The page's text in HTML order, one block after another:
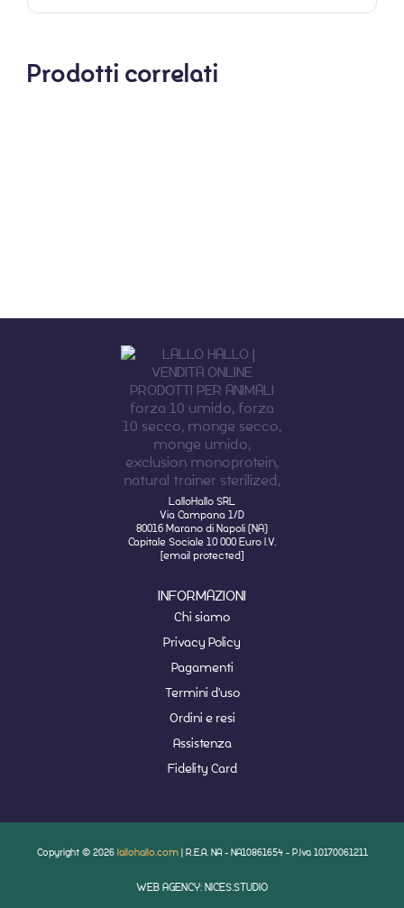
Prodotti correlati
LalloHallo SRL
Via Campana 1/D
80016 Marano di Napoli (NA)
Capitale Sociale 10 000 Euro I.V.
[email protected]
INFORMAZIONI
Chi siamo
Privacy Policy
Pagamenti
Termini d'uso
Ordini e resi
Assistenza
Fidelity Card
Copyright © 2026 lallohallo.com | R.E.A. NA - NA10861654 - P.Iva 10170061211
WEB AGENCY: NICES.STUDIO